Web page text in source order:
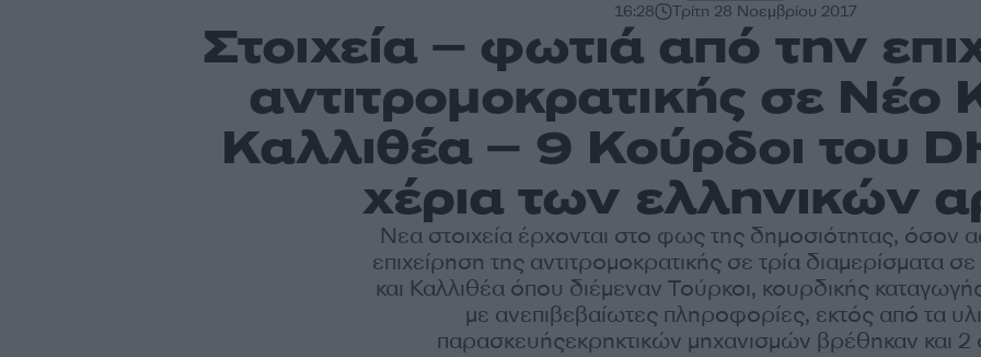
16:28 Τρίτη 28 Νοεμβρίου 2017
Στοιχεία – φωτιά από την
αντιτρομοκρατικής σε Νέο
Καλλιθέα – 9 Κούρδoι του
χέρια των ελληνικών
Νεα στοιχεία έρχονται στο φως της δημοσιότητας, όσον
επιχείρηση της αντιτρομοκρατικής σε τρία διαμερίσματα
και Καλλιθέα όπου διέμεναν Τούρκοι, κουρδικής
με ανεπιβεβαίωτες πληροφορίες, εκτός από τα
παρασκευήςεκρηκτικών μηχανισμών βρέθηκαν και 2